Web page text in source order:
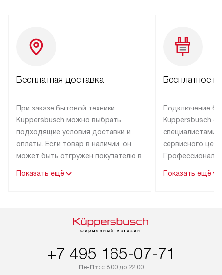
Бесплатная доставка
При заказе бытовой техники
Kuppersbusch можно выбрать
подходящие условия доставки и
оплаты. Если товар в наличии, он
может быть отгружен покупателю в
специальным лейблом
дополнительно. Возможна
Показать ещё
Бесплатное
Подключение
Kuppersbusch
специалистами
сервисного
эксплуатации
Показать ещё
+7 495 165-07-71
Пн-Пт:с 8:00 до 22:00